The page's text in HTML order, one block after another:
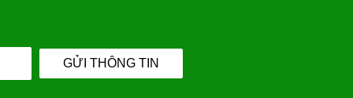
GỬI THÔNG TIN